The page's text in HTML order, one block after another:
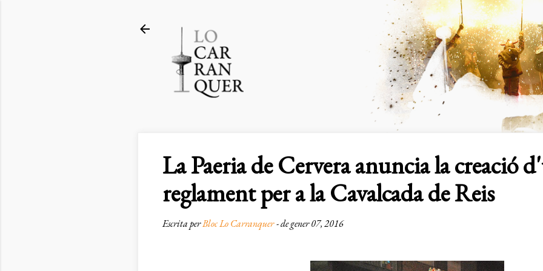
Salta al contingut principal
La Paeria de Cervera anuncia la creació
reglament per a la Cavalcada de Reis
Escrita perBloc Lo Carranquer-de gener 07, 2016